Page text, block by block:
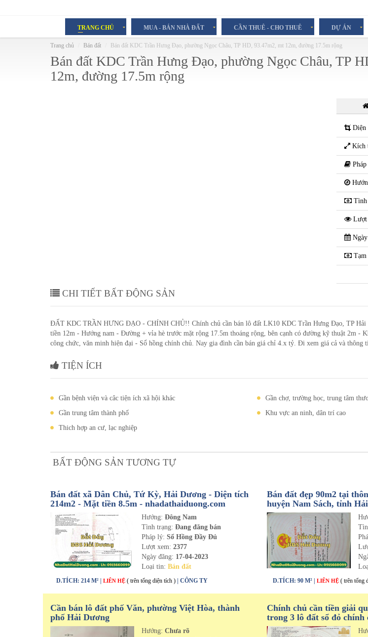
TRANG CHỦ MUA - BÁN NHÀ ĐẤT CẦN THUÊ - CHO THUÊ DỰ ÁN
Trang chủ Bán đất Bán đất KDC Trần Hưng Đạo, phường Ngọc Châu, TP HD, 93.47m2, mt 12m, đường 17.5m rộng
Bán đất KDC Trần Hưng Đạo, phường Ngọc Châu, TP
12m, đường 17.5m rộng
Diện
Kích
Tình
Lượt
Ngày
Tạm
CHI TIẾT BẤT ĐỘNG SẢN
ĐẤT KDC TRẦN HƯNG ĐẠO - CHÍNH CHỦ!! Chính chủ cần bán lô đất LK10 KDC Trần Hưng Đạo, TP Hải
tiền 12m - Hướng nam - Đường + vỉa hè trước mặt rộng 17.5m thoáng rộng, bên cạnh có đường kỹ thuật 2m -
công chức, văn minh hiện đại - Sổ hồng chính chủ. Nay gia đình cần bán giá chỉ 4.x tỷ. Đi xem giá cả và thông
TIỆN ÍCH
Gần bệnh viện và câc tiện ích xã hội khác
Gần chợ, trường học, trung tâm
Gần trung tâm thành phố
Khu vực an ninh, dân trí cao
Thich hợp an cư, lạc nghiệp
BẤT ĐỘNG SẢN TƯƠNG TỰ
Bán đất xã Dân Chủ, Tứ Kỳ, Hải Dương - Diện tích
214m2 - Mặt tiền 8.5m - nhadathaiduong.com
Hướng:Đông Nam
Tình trạng:Đang đăng bán
Pháp lý: Sổ Hồng Đầy Đủ
Lượt xem:2377
Ngày đăng: 17-04-2023
Loại tin:Bán đất
D.TÍCH: 214 M² | LIÊN HỆ ( trên tổng diện tích ) | CÔNG TY
Bán đất đẹp 90m2 tại
huyện Nam Sách, tỉnh
D.TÍCH: 90 M² | LIÊN HỆ ( trên tổng
Cần bán lô đất phố Văn, phường Việt Hòa, thành
phố Hải Dương
Hướng:Chưa rõ
Chính chủ cần tiền giải
trong 3 lô đất sổ đỏ chính